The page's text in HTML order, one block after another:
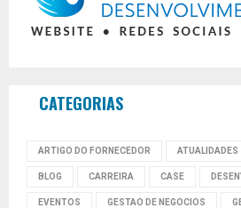
CATEGORIAS
ARTIGO DO FORNECEDOR ATUALIDADES
BLOG CARREIRA CASE
EVENTOS GESTAO DE NEGOCIOS